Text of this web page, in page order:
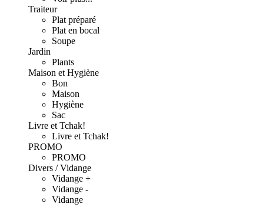
Traiteur
Plat préparé
Plat en bocal
Soupe
Jardin
Plants
Maison et Hygiène
Bon
Maison
Hygiène
Sac
Livre et Tchak!
Livre et Tchak!
PROMO
PROMO
Divers / Vidange
Vidange +
Vidange -
Vidange